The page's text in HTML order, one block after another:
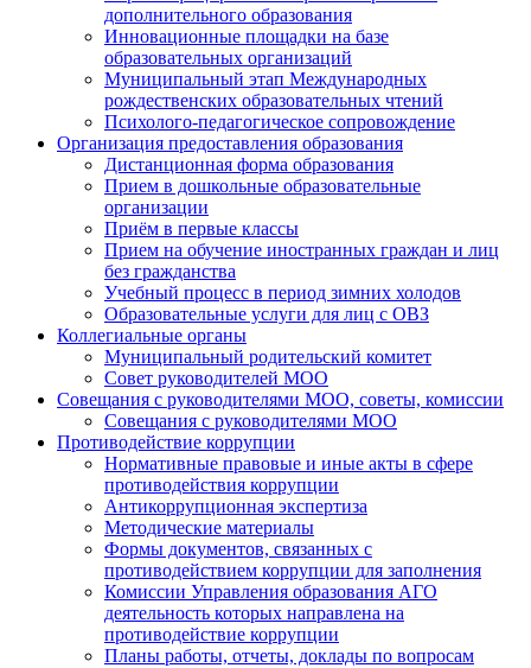
дополнительного образования
Инновационные площадки на базе
образовательных организаций
Муниципальный этап Международных
рождественских образовательных чтений
Психолого-педагогическое сопровождение
Организация предоставления образования
Дистанционная форма образования
Прием в дошкольные образовательные
организации
Приём в первые классы
Прием на обучение иностранных граждан и лиц
без гражданства
Учебный процесс в период зимних холодов
Образовательные услуги для лиц с ОВЗ
Коллегиальные органы
Муниципальный родительский комитет
Совет руководителей МОО
Совещания с руководителями МОО, советы, комиссии
Совещания с руководителями МОО
Противодействие коррупции
Нормативные правовые и иные акты в сфере
противодействия коррупции
Антикоррупционная экспертиза
Методические материалы
Формы документов, связанных с
противодействием коррупции для заполнения
Комиссии Управления образования АГО
деятельность которых направлена на
противодействие коррупции
Планы работы, отчеты, доклады по вопросам